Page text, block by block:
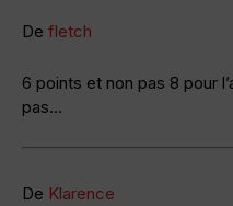
De fletch
6 points et non pas 8 pour
pas…
De Klarence